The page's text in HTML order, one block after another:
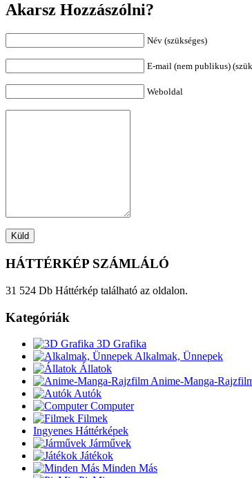
Akarsz Hozzászólni?
Név (szükséges)
E-mail (nem publikus)
Weboldal
HÁTTÉRKÉP SZÁMLÁLÓ
31 524 Db Háttérkép található az oldalon.
Kategóriák
3D Grafika
Alkalmak, Ünnepek
Állatok
Anime-Manga-
Autók
Computer
Filmek
Ingyenes Háttérképek
Járművek
Játékok
Minden Más